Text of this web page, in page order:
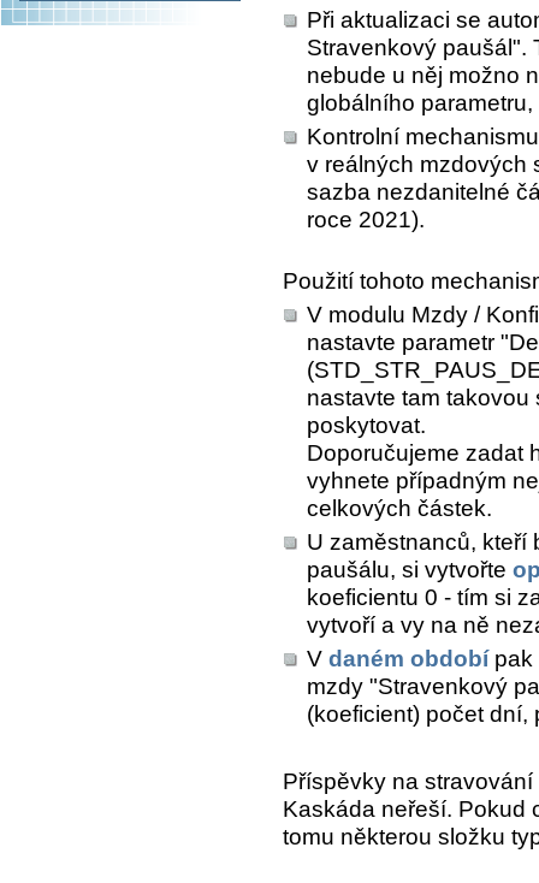
Při aktualizaci se
Stravenkový paušál".
nebude u něj možno
globálního
Kontrolní
v reálných mzdových
sazba nezdanitelné
roce 2021).
Použití tohoto
V modulu Mzdy /
nastavte parametr
nastavte tam
poskytovat.
Doporučujeme zadat
vyhnete případným
celkových částek.
U zaměstnanců, kteří
paušálu, si vytvořte
koeficientu 0 - tím si
vytvoří a vy na ně
V daném obdobípak
mzdy "Stravenkový
(koeficient) počet dní,
Příspěvky na
Kaskáda neřeší. Pokud
tomu některou složku